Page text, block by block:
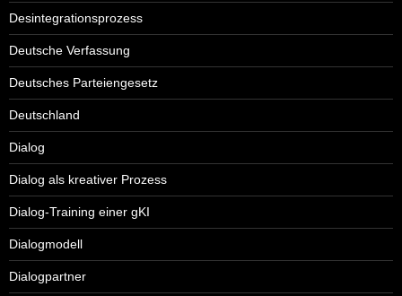
Desintegrationsprozess
Deutsche Verfassung
Deutsches Parteiengesetz
Deutschland
Dialog
Dialog als kreativer Prozess
Dialog-Training einer gKI
Dialogmodell
Dialogpartner